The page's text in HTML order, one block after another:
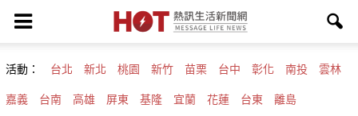
活動： 台北 新北 桃園 新竹 苗栗 台中 彰化 南投 雲林
嘉義 台南 高雄 屏東 基隆 宜蘭 花蓮 台東 離島